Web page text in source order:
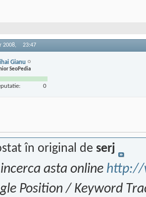
2008, 23:47
Gianu
SeoPedia
0
în original de serj
asta online http://
Position / Keyword